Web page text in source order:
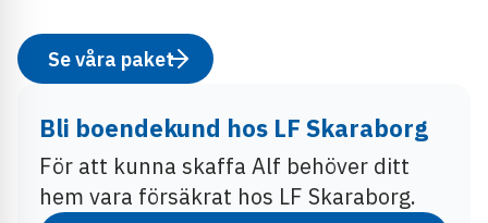
Se våra paket
Bli boendekund hos LF Skaraborg
För att kunna skaffa Alf behöver ditt
hem vara försäkrat hos LF Skaraborg.